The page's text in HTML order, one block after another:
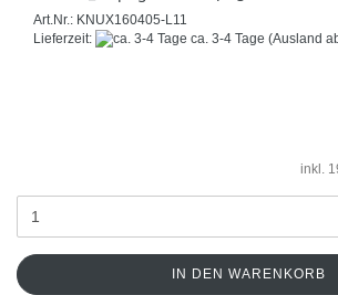
Art.Nr.: KNUX160405-L11
Lieferzeit:
ca. 3-4 Tage (Ausland
inkl.
IN DEN WARENKORB